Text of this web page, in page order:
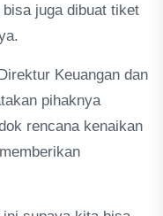
juga dibuat tiket
Keuangan dan
pihaknya
rencana kenaikan